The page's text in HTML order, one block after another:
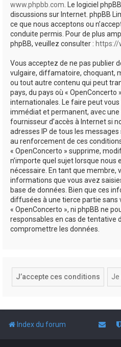
www.phpbb.com. Le logiciel
discussions sur Internet. phpBB
ce que nous acceptons ou
conduite permis. Pour de plus
phpBB, veuillez consulter : https://
Vous acceptez de ne pas publier
vulgaire, diffamatoire, choquant,
ou tout autre contenu qui peut
pays, du pays où « OpenConcerto
internationales. Le faire peut
immédiat et permanent, avec
fournisseur d’accès à Internet si
adresses IP de tous les
au renforcement de ces
« OpenConcerto » supprime,
n’importe quel sujet lorsque nous
nécessaire. En tant que membre,
informations que vous avez
base de données. Bien que ces
diffusées à une tierce partie sans
« OpenConcerto », ni phpBB ne
responsables en cas de tentative
compromettre les données.
Index du forum